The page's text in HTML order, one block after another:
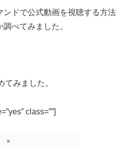
ンドで公式動画を視聴する方法
べてみました。
みました。
class=””]
×